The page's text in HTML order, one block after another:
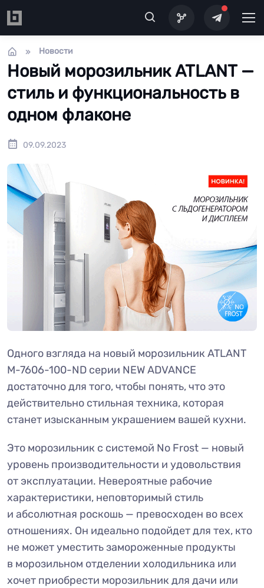
Новости
Новый морозильник ATLANT —
стиль и функциональность в
одном флаконе
09.09.2023
Одного взгляда на новый морозильник ATLANT
М-7606-100-ND серии NEW ADVANCE
достаточно для того, чтобы понять, что это
действительно стильная техника, которая
станет изысканным украшением вашей кухни.
Это морозильник с системой No Frost — новый
уровень производительности и удовольствия
от эксплуатации. Невероятные рабочие
характеристики, неповторимый стиль
и абсолютная роскошь — превосходен во всех
отношениях. Он идеально подойдет для тех, кто
не может уместить замороженные продукты
в морозильном отделении холодильника или
хочет приобрести морозильник для дачи или